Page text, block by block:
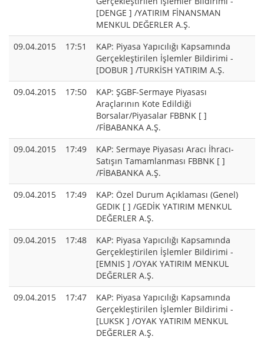
[DENGE ] /YATIRIM FİNANSMAN
MENKUL DEĞERLER A.Ş.
09.04.2015
17:51
KAP: Piyasa Yapıcılığı Kapsamında
Gerçekleştirilen İşlemler Bildirimi -
[DOBUR ] /TURKİSH YATIRIM A.Ş.
09.04.2015
17:50
KAP: ŞGBF-Sermaye Piyasası
Araçlarının Kote Edildiği
Borsalar/Piyasalar FBBNK [ ]
/FİBABANKA A.Ş.
09.04.2015
17:49
KAP: Sermaye Piyasası Aracı İhracı-
Satışın Tamamlanması FBBNK [ ]
/FİBABANKA A.Ş.
09.04.2015
17:49
KAP: Özel Durum Açıklaması (Genel)
GEDIK [ ] /GEDİK YATIRIM MENKUL
DEĞERLER A.Ş.
09.04.2015
17:48
KAP: Piyasa Yapıcılığı Kapsamında
Gerçekleştirilen İşlemler Bildirimi -
[EMNIS ] /OYAK YATIRIM MENKUL
DEĞERLER A.Ş.
09.04.2015
17:47
KAP: Piyasa Yapıcılığı Kapsamında
Gerçekleştirilen İşlemler Bildirimi -
[LUKSK ] /OYAK YATIRIM MENKUL
DEĞERLER A.Ş.